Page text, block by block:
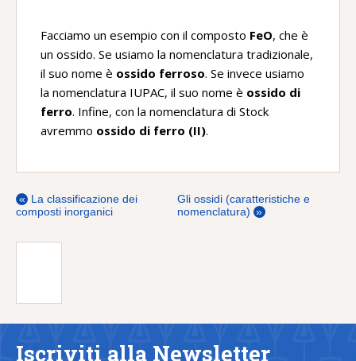
Facciamo un esempio con il composto FeO, che è
un ossido. Se usiamo la nomenclatura tradizionale,
il suo nome è ossido ferroso. Se invece usiamo
la nomenclatura IUPAC, il suo nome è ossido di
ferro. Infine, con la nomenclatura di Stock
avremmo ossido di ferro (II).
« La classificazione dei
composti inorganici
Gli ossidi (caratteristiche e
nomenclatura) »
Iscriviti alla Newsletter